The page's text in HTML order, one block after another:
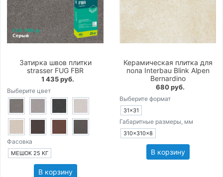
Затирка швов плитки
strasser FUG FBR
1 435 руб.
Выберите цвет
Фасовка
МЕШОК 25 КГ
В корзину
Керамическая плитка для
пола Interbau Blink Alpen
Bernardino
680 руб.
Выберите формат
31×31
Габаритные размеры, мм
310×310×8
В корзину